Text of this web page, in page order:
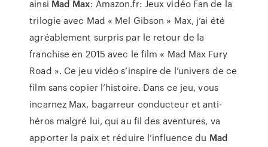
ainsi Mad Max: Amazon.fr: Jeux vidéo Fan de la
trilogie avec Mad « Mel Gibson » Max, j’ai été
agréablement surpris par le retour de la
franchise en 2015 avec le film « Mad Max Fury
Road ». Ce jeu vidéo s’inspire de l’univers de ce
film sans copier l’histoire. Dans ce jeu, vous
incarnez Max, bagarreur conducteur et anti-
héros malgré lui, qui au fil des aventures, va
apporter la paix et réduire l’influence du Mad